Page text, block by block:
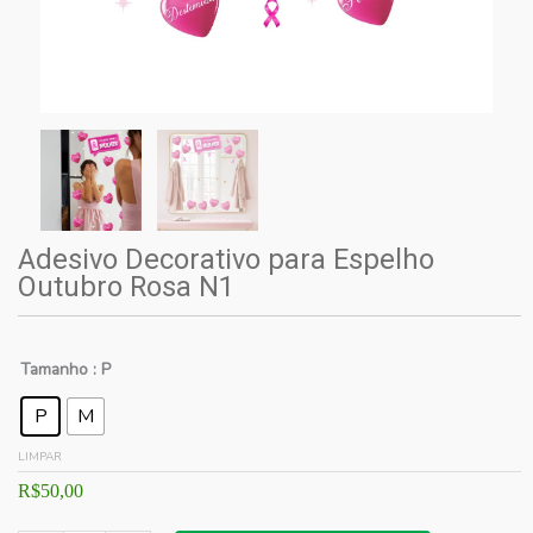
Adesivo Decorativo para Espelho
Outubro Rosa N1
Tamanho : P
P M
LIMPAR
R$50,00